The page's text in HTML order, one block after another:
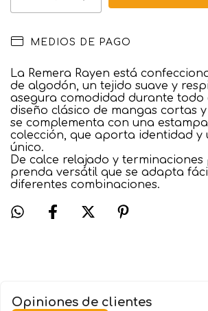
MEDIOS DE PAGO
La Remera Rayen está
de algodón, un tejido suave y
asegura comodidad durante todo
diseño clásico de mangas cortas
se complementa con una
colección, que aporta identidad y
único.
De calce relajado y terminaciones
prenda versátil que se adapta
diferentes combinaciones.
Opiniones de clientes